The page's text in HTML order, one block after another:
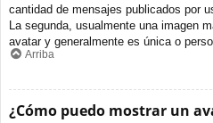
cantidad de mensajes publicados por
La segunda, usualmente una imagen
avatar y generalmente es única o
Arriba
¿Cómo puedo mostrar un